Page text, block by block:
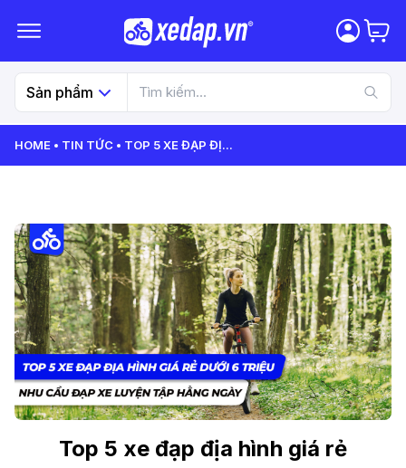
Sản phẩm
HOME TIN TỨC TOP 5 XE ĐẠP ĐỊ...
Top 5 xe đạp địa hình giá rẻ